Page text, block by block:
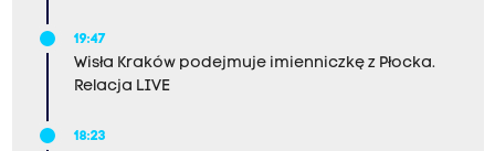
19:47
Wisła Kraków podejmuje imienniczkę z Płocka.
Relacja LIVE
18:23